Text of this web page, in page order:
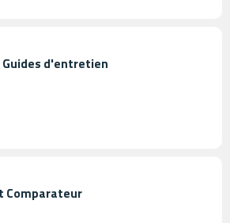
d'entretien
Comparateur